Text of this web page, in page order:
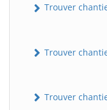
Trouver
Trouver
Trouver